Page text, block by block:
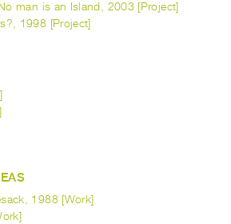
man is an Island, 2003 [Project]
1998 [Project]
1988 [Work]